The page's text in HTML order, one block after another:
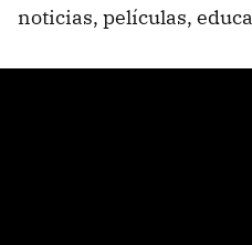
noticias, películas,